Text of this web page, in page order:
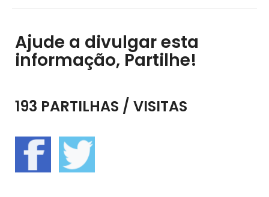
Ajude a divulgar esta
informação, Partilhe!
193 PARTILHAS / VISITAS